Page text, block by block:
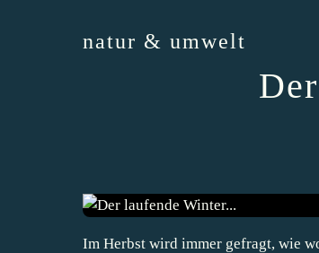
natur & umwelt
Im Herbst wird immer gefragt, wie